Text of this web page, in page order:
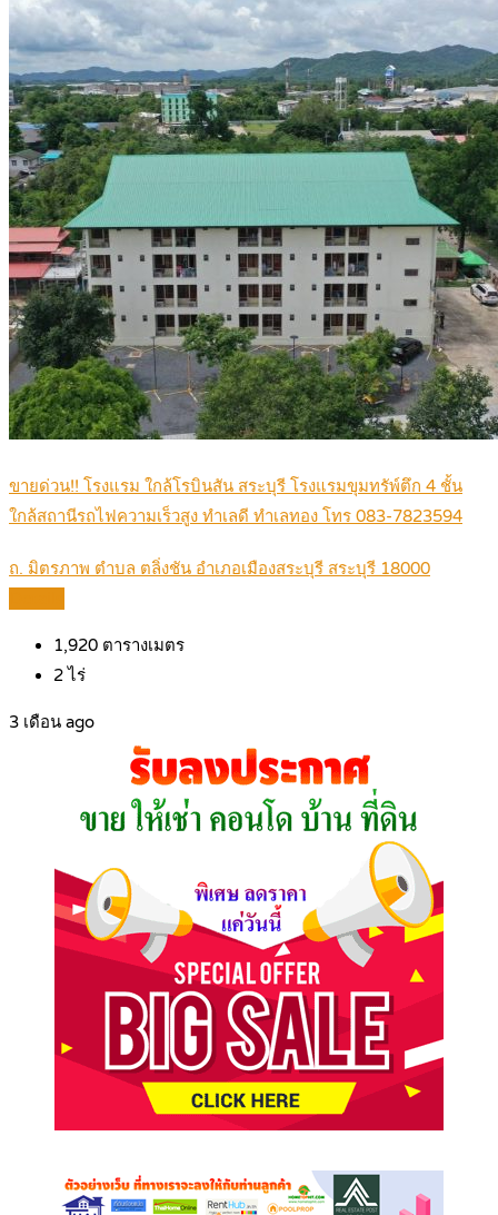
ขายด่วน!! โรงแรม ใกล้โรบินสัน สระบุรี โรงแรมขุมทรัพ์ตึก 4 ชั้น
ใกล้สถานีรถไฟความเร็วสูง ทำเลดี ทำเลทอง โทร 083‐7823594
ถ. มิตรภาพ ตำบล ตลิ่งชัน อำเภอเมืองสระบุรี สระบุรี 18000
1,920 ตารางเมตร
2ไร่
3 เดือน ago